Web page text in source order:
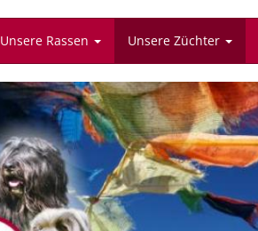
Unsere Rassen Unsere Züchter